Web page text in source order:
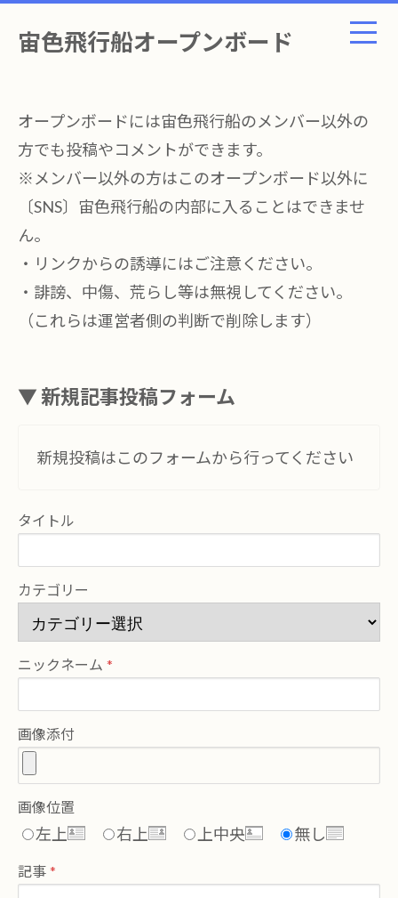
宙色飛行船オープンボード
オープンボードには宙色飛行船のメンバー以外の
方でも投稿やコメントができます。
※メンバー以外の方はこのオープンボード以外に
〔SNS〕宙色飛行船の内部に入ることはできませ
ん。
・リンクからの誘導にはご注意ください。
・誹謗、中傷、荒らし等は無視してください。
（これらは運営者側の判断で削除します）
▼ 新規記事投稿フォーム
新規投稿はこのフォームから行ってください
タイトル
カテゴリー
ニックネーム
画像添付
画像位置
左上 右上 上中央 無し
記事